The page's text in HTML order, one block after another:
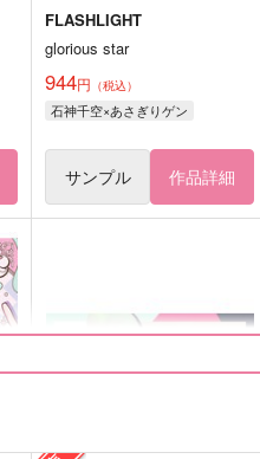
FLASHLIGHT
glorious star
944円 （税込）
石神千空×あさぎりゲン
サンプル 作品詳細